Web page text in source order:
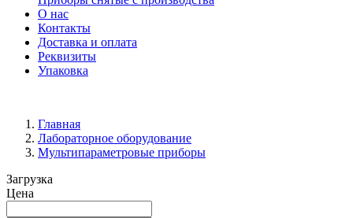
О нас
Контакты
Доставка и оплата
Реквизиты
Упаковка
Главная
Лабораторное оборудование
Мультипараметровые приборы
Загрузка
Цена